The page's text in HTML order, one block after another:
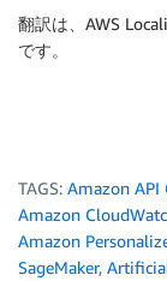
翻訳は、AWS
です。
TAGS: Amazon API
Amazon
Amazon
SageMaker,